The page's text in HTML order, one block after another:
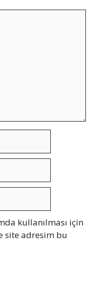
kullanılması için
site adresim bu